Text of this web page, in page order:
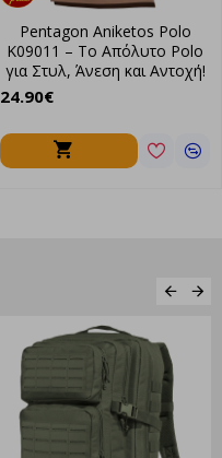
Pentagon Aniketos Polo
K09011 – Το Απόλυτο Polo
για Στυλ, Άνεση και Αντοχή!
24.90€